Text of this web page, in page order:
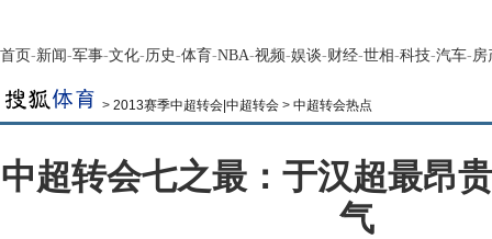
首页-新闻-军事-文化-历史-体育-NBA-视频-娱谈-财经-世相-科技-汽车-房
> 2013赛季中超转会|中超转会 > 中超转会热点
中超转会七之最：于汉超最昂
气